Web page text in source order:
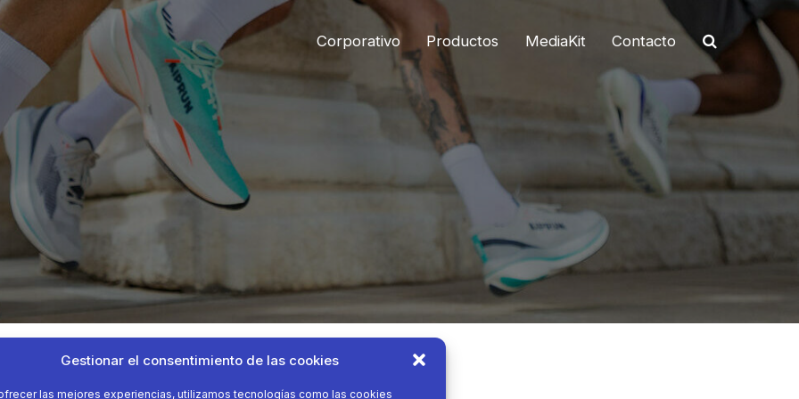
Gestionar el consentimiento de las cookies
las mejores experiencias, utilizamos tecnologías como las cookies
Corporativo Productos MediaKit Contacto